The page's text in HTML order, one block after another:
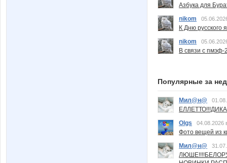
Азбука для
nikom
К Дню русского
nikom
В связи с пмэф-
Популярные за
Мил@н@
Olgs
04.08.2026
Фото вещей из
Мил@н@